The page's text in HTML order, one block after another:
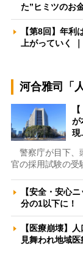
た”ヒミツのお
【第8回】年
上がっていく
河合雅司「
が
警察庁が目下、
官の採用試験の受
【安全・安心
分の1以下に
【医療崩壊】
見舞われ地域